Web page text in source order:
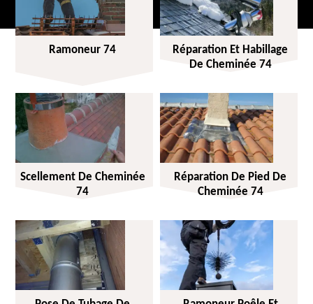
Ramoneur 74
Réparation Et Habillage
De Cheminée 74
Scellement De Cheminée
74
Réparation De Pied De
Cheminée 74